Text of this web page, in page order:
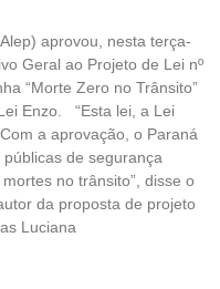
aprovou, nesta terça-
Geral ao Projeto de Lei nº
“Morte Zero no Trânsito”
Enzo. “Esta lei, a Lei
a aprovação, o Paraná
de segurança
no trânsito”, disse o
da proposta de projeto
Luciana